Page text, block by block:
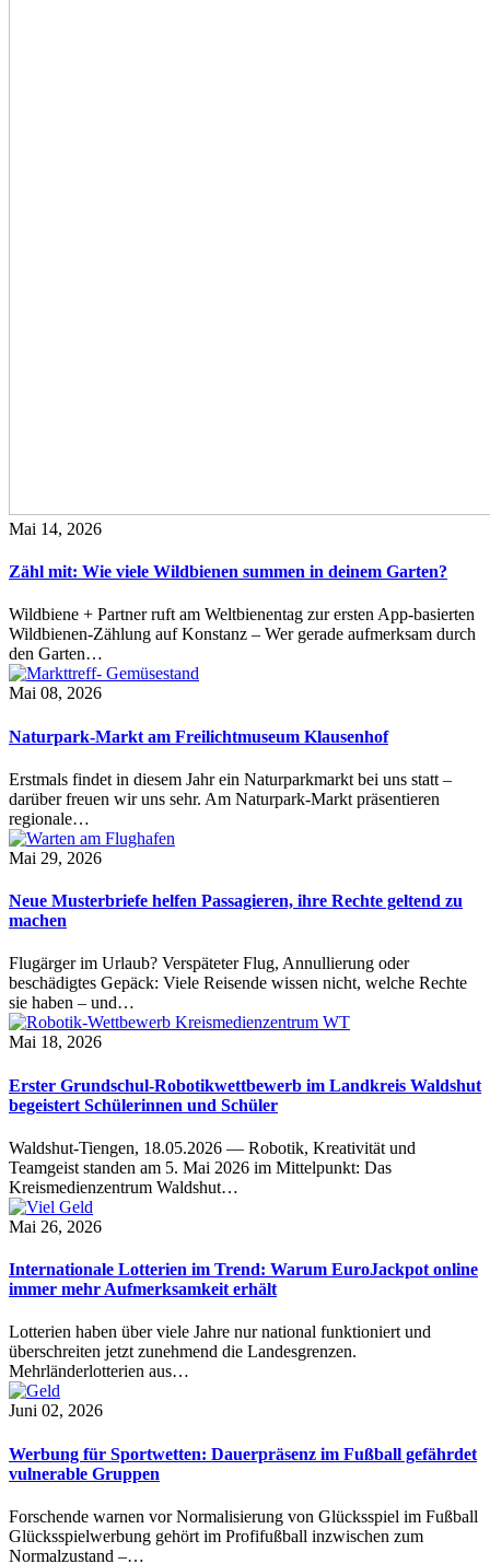
Mai 14, 2026
Zähl mit: Wie viele Wildbienen summen in deinem Garten?
Wildbiene + Partner ruft am Weltbienentag zur ersten App-basierten
Wildbienen-Zählung auf Konstanz – Wer gerade aufmerksam durch
den Garten…
Mai 08, 2026
Naturpark-Markt am Freilichtmuseum Klausenhof
Erstmals findet in diesem Jahr ein Naturparkmarkt bei uns statt –
darüber freuen wir uns sehr. Am Naturpark-Markt präsentieren
regionale…
Mai 29, 2026
Neue Musterbriefe helfen Passagieren, ihre Rechte geltend zu
machen
Flugärger im Urlaub? Verspäteter Flug, Annullierung oder
beschädigtes Gepäck: Viele Reisende wissen nicht, welche Rechte
sie haben – und…
Mai 18, 2026
Erster Grundschul-Robotikwettbewerb im Landkreis Waldshut
begeistert Schülerinnen und Schüler
Waldshut-Tiengen, 18.05.2026 — Robotik, Kreativität und
Teamgeist standen am 5. Mai 2026 im Mittelpunkt: Das
Kreismedienzentrum Waldshut…
Mai 26, 2026
Internationale Lotterien im Trend: Warum EuroJackpot online
immer mehr Aufmerksamkeit erhält
Lotterien haben über viele Jahre nur national funktioniert und
überschreiten jetzt zunehmend die Landesgrenzen.
Mehrländerlotterien aus…
Juni 02, 2026
Werbung für Sportwetten: Dauerpräsenz im Fußball gefährdet
vulnerable Gruppen
Forschende warnen vor Normalisierung von Glücksspiel im Fußball
Glücksspielwerbung gehört im Profifußball inzwischen zum
Normalzustand –…